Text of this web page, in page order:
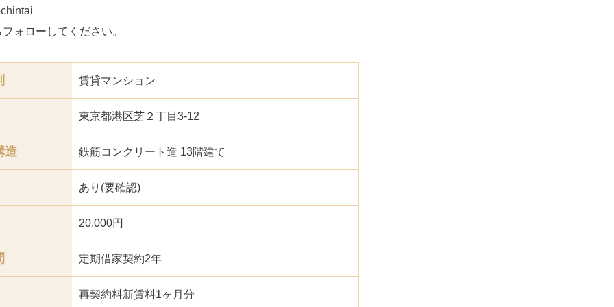
ォローしてください。
賃貸マンション
東京都港区芝２丁目3-12
造 鉄筋コンクリート造 13階建て
あり(要確認)
20,000円
定期借家契約2年
再契約料新賃料1ヶ月分